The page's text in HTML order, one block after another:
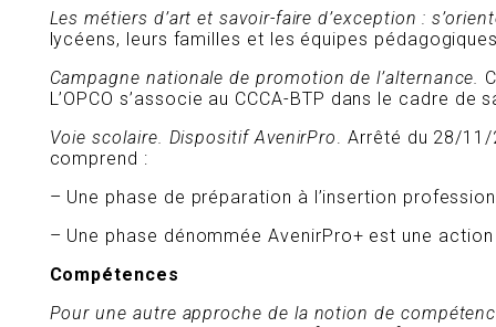
Les métiers d’art et savoir-faire d’exception :
lycéens, leurs familles et les équipes
Campagne nationale de promotion de l’alternance.
L’OPCO s’associe au CCCA-BTP dans le cadre
Voie scolaire. Dispositif AvenirPro
. Arrêté du 28/
comprend :
– Une phase de préparation à l’insertion
– Une phase dénommée AvenirPro+ est une
Compétences
Pour une autre approche de la notion de